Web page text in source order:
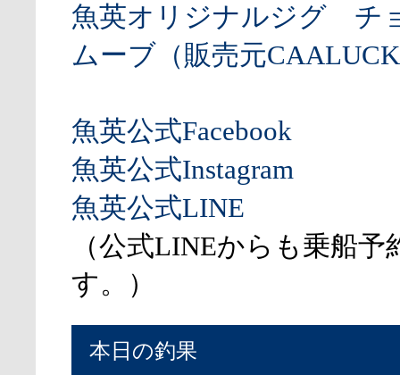
魚英オリジナルジグ チ
ムーブ（販売元
魚英公式Facebook
魚英公式Instagram
魚英公式LINE
（公式LINEからも乗船予
す。）
本日の釣果